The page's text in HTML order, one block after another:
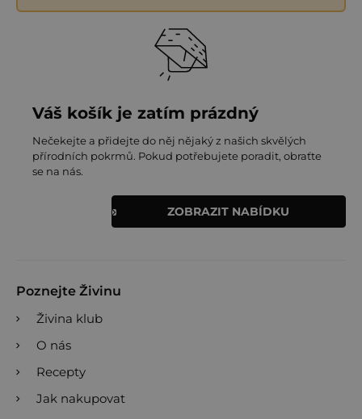
Váš košík je zatím prázdný
Nečekejte a přidejte do něj nějaký z našich skvělých
přírodních pokrmů. Pokud potřebujete poradit, obraťte
se na nás.
ZOBRAZIT NABÍDKU
Poznejte Živinu
Živina klub
O nás
Recepty
Jak nakupovat